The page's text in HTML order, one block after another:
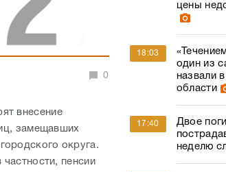
0
внесение
замещавших
округа.
пенсии
цены
18:03
один из
назвали
области
17:40
Двое
неделю